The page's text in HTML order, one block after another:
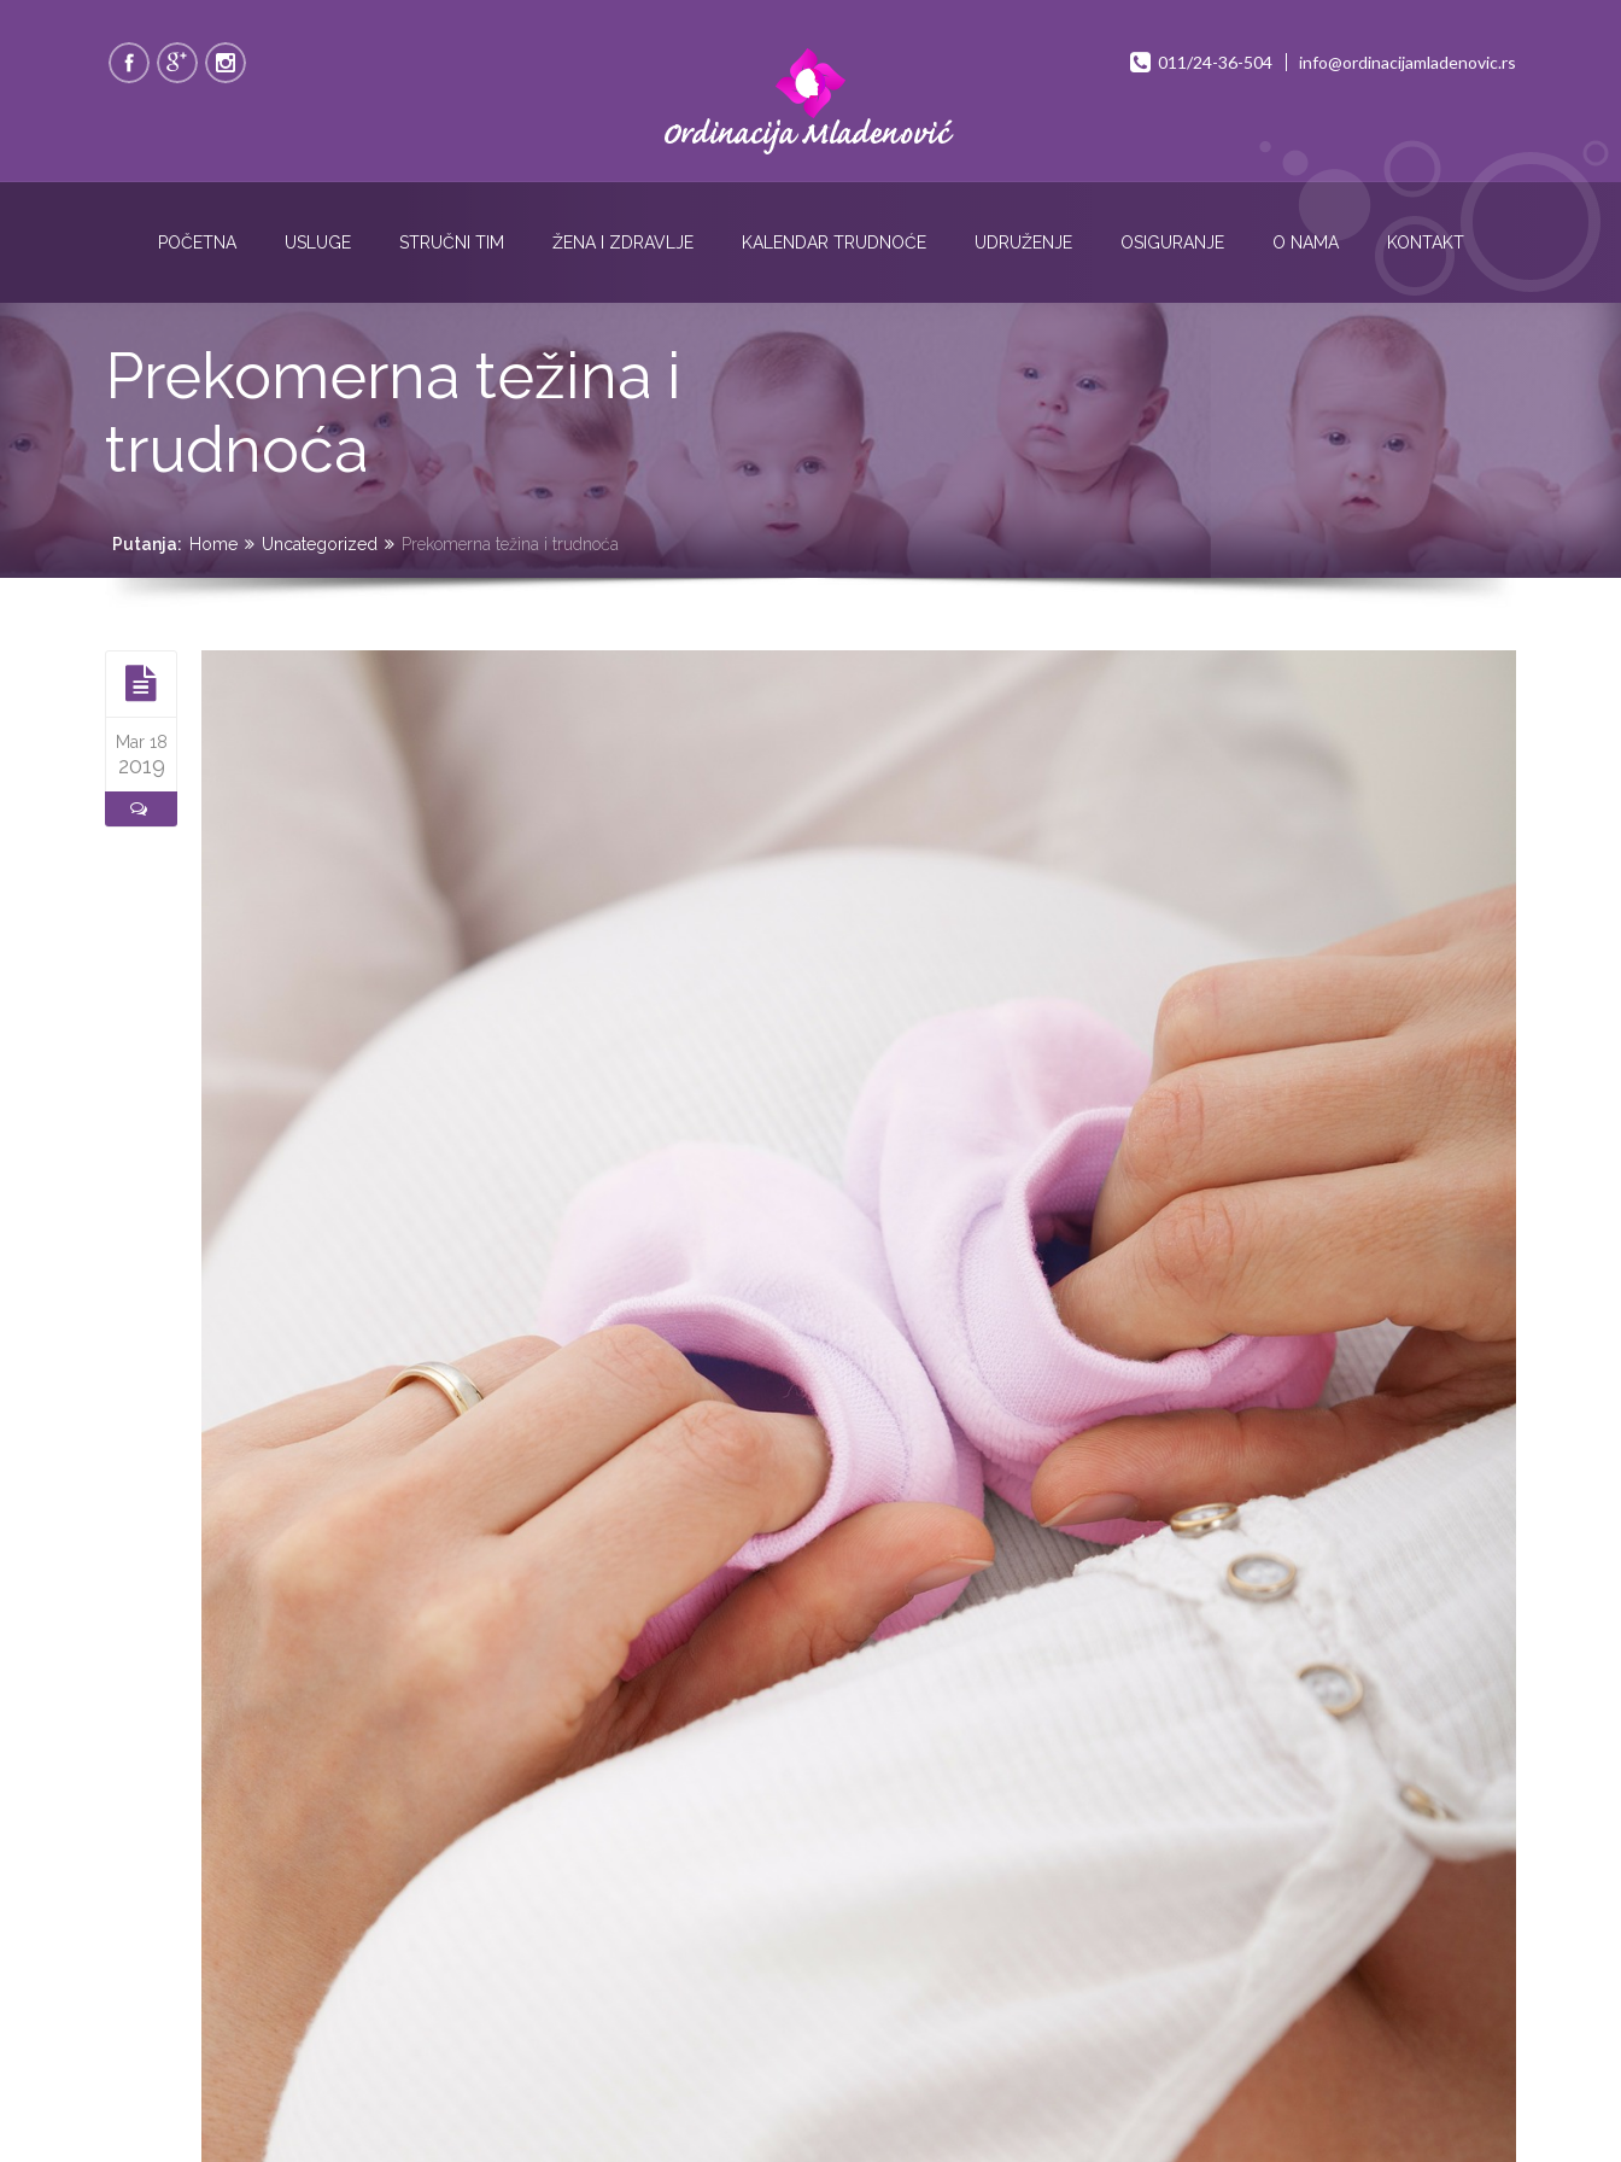
011/24-36-504 info@ordinacijamladenovic.rs
POČETNA USLUGE STRUČNI TIM ŽENA I ZDRAVLJE KALENDAR TRUDNOĆE UDRUŽENJE OSIGURANJE O NAMA KONTAKT
Prekomerna težina i
trudnoća
Putanja: Home Uncategorized Prekomerna težina i trudnoća
Mar 18
2019